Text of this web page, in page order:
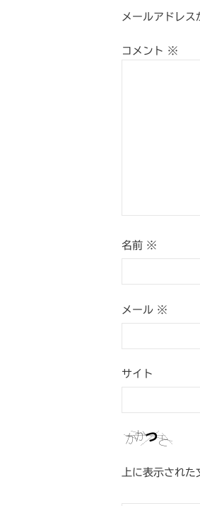
ゲ
ー
メールアドレス
コメント ※
名前 ※
メール ※
サイト
上に表示され